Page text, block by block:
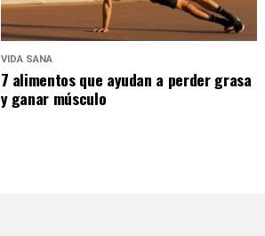
VIDA SANA
7 alimentos que ayudan a perder grasa
y ganar músculo